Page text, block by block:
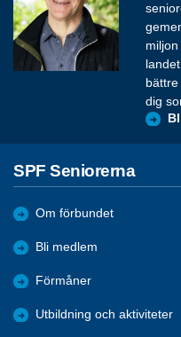
dig
SPF Seniorerna
Om förbundet
Bli medlem
Förmåner
Utbildning och aktiviteter